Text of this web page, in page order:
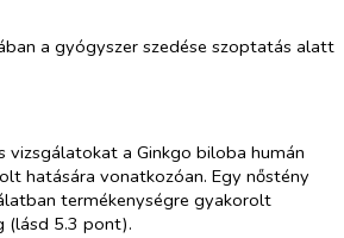
a gyógyszer szedése szoptatás alatt
vizsgálatokat a Ginkgo biloba humán
hatására vonatkozóan. Egy nőstény
termékenységre gyakorolt
(lásd 5.3 pont).